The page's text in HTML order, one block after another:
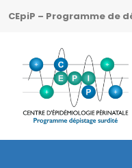
CEpiP – Programme de